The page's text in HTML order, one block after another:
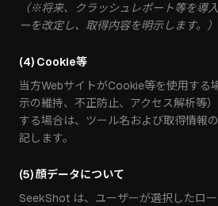
（※将来、クラッシュレポート等を導
ーを改定し、取得内容を明示します。）
(4) Cookie等
当方WebサイトがCookie等を使用する
示の維持、不正防止、アクセス解析等
する場合は、ツール名および取得情報
記します。
(5) 顔データについて
SeekShot は、ユーザーが選択したロ